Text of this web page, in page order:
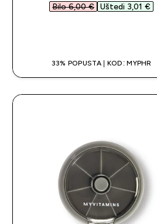
Bilo 6,00 €‎ Uštedi 3,01 €‎
33% POPUSTA | KOD: MYPHR